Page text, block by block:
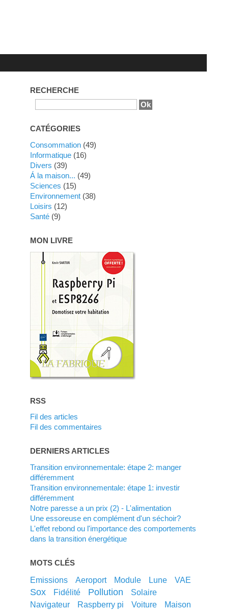
RECHERCHE
CATÉGORIES
Consommation (49)
Informatique (16)
Divers (39)
Á la maison... (49)
Sciences (15)
Environnement (38)
Loisirs (12)
Santé (9)
MON LIVRE
RSS
Fil des articles
Fil des commentaires
DERNIERS ARTICLES
Transition environnementale: étape 2: manger
différemment
Transition environnementale: étape 1: investir
différemment
Notre paresse a un prix (2) - L'alimentation
Une essoreuse en complément d'un séchoir?
L'effet rebond ou l'importance des comportements
dans la transition énergétique
MOTS CLÉS
emissions aeroport module lune VAE
sox fidélité pollution
solaire
navigateur
raspberry pi voiture
maison